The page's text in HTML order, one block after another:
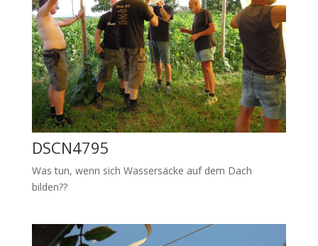
DSCN4795
Was tun, wenn sich Wassersäcke auf dem Dach
bilden??